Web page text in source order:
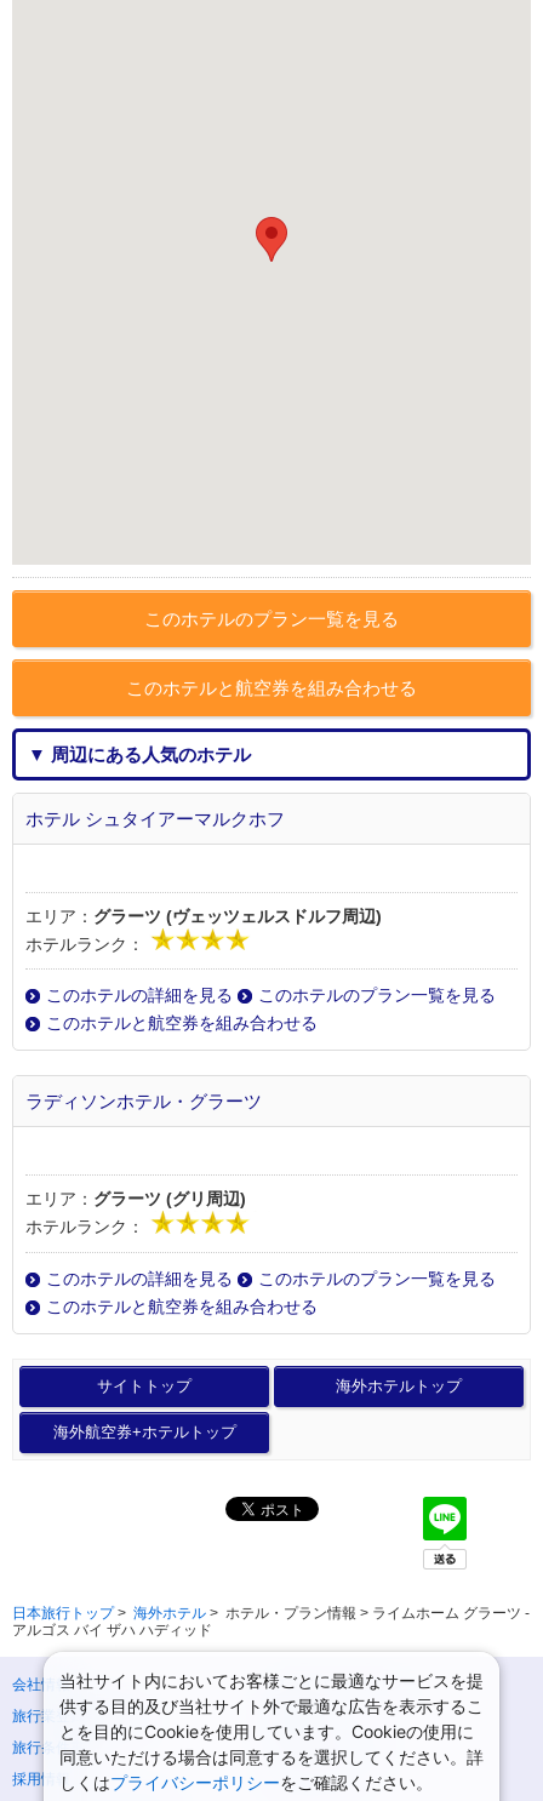
このホテルのプラン一覧を見る
このホテルと航空券を組み合わせる
▼ 周辺にある人気のホテル
ホテル シュタイアーマルクホフ
エリア： グラーツ (ヴェッツェルスドルフ周辺)
ホテルランク：
このホテルの詳細を見る
このホテルのプラン一覧を見る
このホテルと航空券を組み合わせる
ラディソンホテル・グラーツ
エリア： グラーツ (グリ周辺)
ホテルランク：
このホテルの詳細を見る
このホテルのプラン一覧を見る
このホテルと航空券を組み合わせる
サイトトップ 海外ホテルトップ
海外航空券+ホテルトップ
日本旅行トップ> 海外ホテル > ホテル・プラン情報 > ライムホーム グラーツ -
アルゴス バイ ザハ ハディッド
会社情報
プライバシーポリシー
旅行業登録票・約款
規約集
旅行条件書
ニュースリリース
採用情報
サイトマップ
当社サイト内においてお客様ごとに最適なサービスを提
供する目的及び当社サイト外で最適な広告を表示するこ
とを目的にCookieを使用しています。Cookieの使用に
同意いただける場合は同意するを選択してください。詳
しくはプライバシーポリシーをご確認ください。